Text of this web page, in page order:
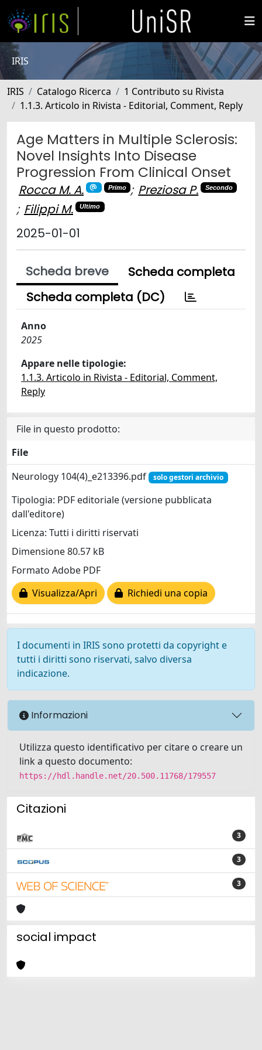
IRIS
IRIS Catalogo Ricerca
1 Contributo su Rivista
1.1.3. Articolo in Rivista - Editorial, Comment, Reply
Age Matters in Multiple Sclerosis:
Novel Insights Into Disease
Progression From Clinical Onset
Rocca M. A. Primo ; Preziosa P. Secondo
; Filippi M. Ultimo
2025-01-01
Scheda breve
Scheda completa
Scheda completa (DC)
Anno
2025
Appare nelle tipologie:
1.1.3. Articolo in Rivista - Editorial, Comment,
Reply
File in questo prodotto:
File
Neurology 104(4)_e213396.pdf
solo gestori archivio
Tipologia: PDF editoriale (versione pubblicata
dall'editore)
Licenza: Tutti i diritti riservati
Dimensione 80.57 kB
Formato Adobe PDF
Visualizza/Apri
Richiedi una copia
I documenti in IRIS sono protetti da copyright e
tutti i diritti sono riservati, salvo diversa
indicazione.
Informazioni
Utilizza questo identificativo per citare o creare un
link a questo documento:
https://hdl.handle.net/20.500.11768/179557
Citazioni
3
3
3
social impact